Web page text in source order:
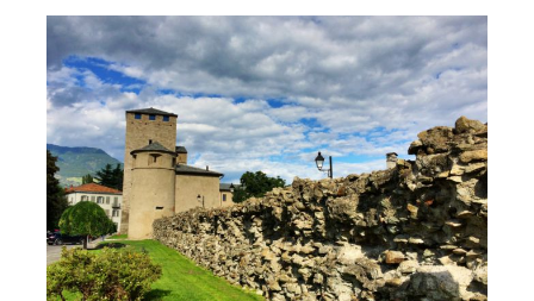
Torre dei Balivi